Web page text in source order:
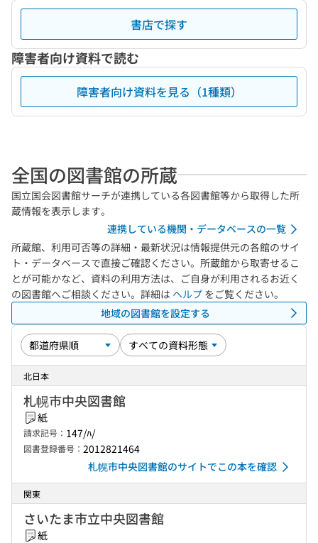
書店で探す
障害者向け資料で読む
障害者向け資料を見る（1種類）
全国の図書館の所蔵
国立国会図書館サーチが連携している各図書館等から取得した所
蔵情報を表示します。
連携している機関・データベースの一覧
所蔵館、利用可否等の詳細・最新状況は情報提供元の各館のサイ
ト・データベースで直接ご確認ください。所蔵館から取寄せるこ
とが可能かなど、資料の利用方法は、ご自身が利用されるお近く
の図書館へご相談ください。詳細は ヘルプ をご覧ください。
地域の図書館を設定する
北日本
札幌市中央図書館
紙
請求記号： 147/ﾊ/
図書登録番号： 2012821464
札幌市中央図書館のサイトでこの本を確認
関東
さいたま市立中央図書館
紙